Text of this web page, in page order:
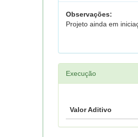
Observações:
Projeto ainda em
Execução
Valor Aditivo